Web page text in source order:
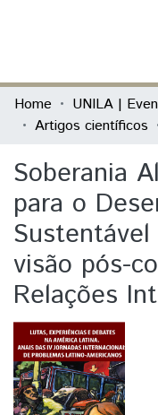
Communities &
All of DSpace
Statistics
Home UNILA |
Artigos científicos
Soberania
para o
visão pós-
Relações